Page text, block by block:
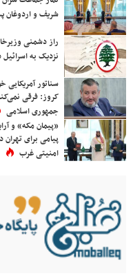
شریف و اردوغان
راز دشمنی
نزدیک به اسرائیل
سناتور
کروز: فرقی
جمهوری اسلامی
«پیمان مکه» و
پیامی برای تهران
امنیتی غرب